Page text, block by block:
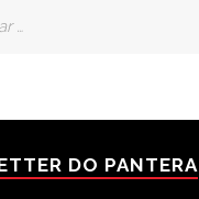
DO PANTERA